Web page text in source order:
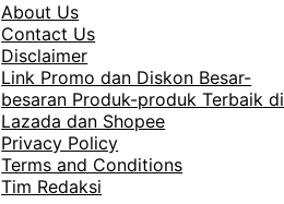
About Us
Contact Us
Disclaimer
Link Promo dan Diskon Besar-
besaran Produk-produk Terbaik di
Lazada dan Shopee
Privacy Policy
Terms and Conditions
Tim Redaksi